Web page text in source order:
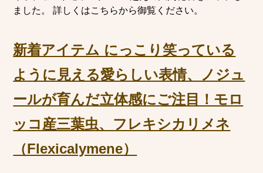
ました。 詳しくはこちらから御覧ください。
新着アイテム にっこり笑っている
ように見える愛らしい表情、ノジュ
ールが育んだ立体感にご注目！モロ
ッコ産三葉虫、フレキシカリメネ
（Flexicalymene）